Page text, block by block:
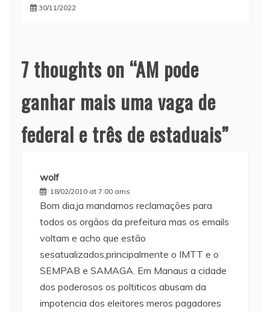
30/11/2022
7 thoughts on “AM pode
ganhar mais uma vaga de
federal e três de estaduais”
wolf
18/02/2010 at 7:00 ams
Bom dia,ja mandamos reclamações para
todos os orgãos da prefeitura mas os emails
voltam e acho que estão
sesatualizados,principalmente o IMTT e o
SEMPAB e SAMAGA. Em Manaus a cidade
dos poderosos os poltiticos abusam da
impotencia dos eleitores meros pagadores